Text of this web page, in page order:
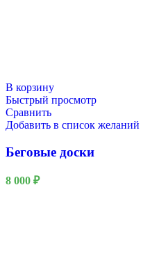
В корзину
Быстрый просмотр
Сравнить
Добавить в список желаний
Беговые доски
8 000 ₽